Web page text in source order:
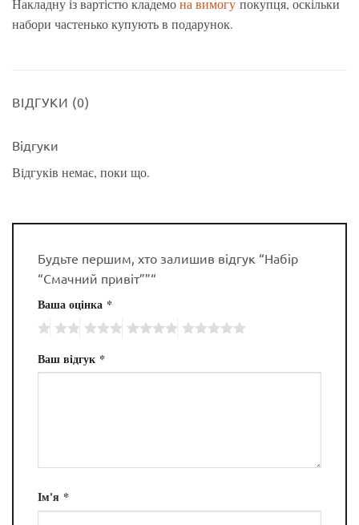
Накладну із вартістю кладемона вимогу покупця, оскільки
набори частенько купують в подарунок.
ВІДГУКИ (0)
Відгуки
Відгуків немає, поки що.
Будьте першим, хто залишив відгук “Набір
“Смачний привіт””“
Ваша оцінка *
Ваш відгук *
Ім'я *